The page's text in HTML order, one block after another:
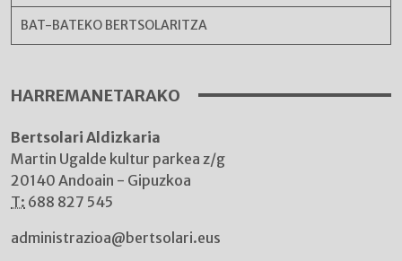
BAT-BATEKO BERTSOLARITZA
HARREMANETARAKO
Bertsolari Aldizkaria
Martin Ugalde kultur parkea z/g
20140 Andoain - Gipuzkoa
T: 688 827 545
administrazioa@bertsolari.eus